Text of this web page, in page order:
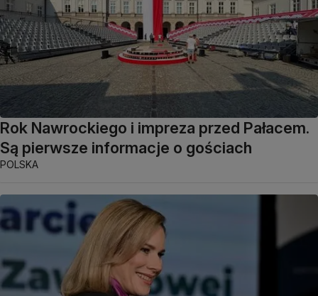
Rok Nawrockiego i impreza przed Pałacem.
Są pierwsze informacje o gościach
POLSKA